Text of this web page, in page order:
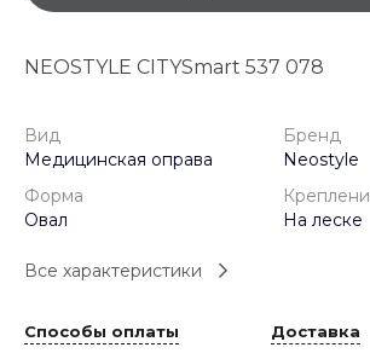
NEOSTYLE CITYSmart 537 078
Вид
Медицинская оправа
Бренд
Neostyle
Форма
Овал
На леске
Все характеристики
Способы оплаты Доставка